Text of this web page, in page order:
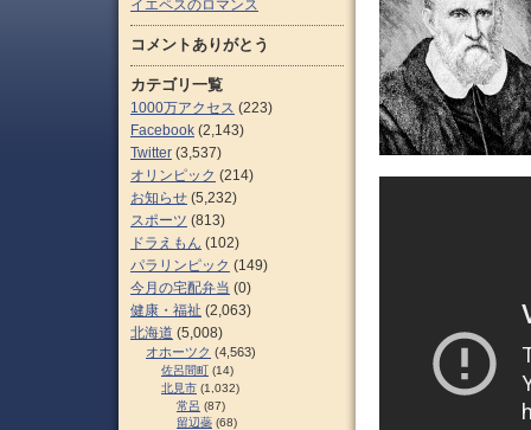
イエペスのロマンス
コメントありがとう
カテゴリ一覧
1000万アクセス (223)
Facebook (2,143)
Twitter (3,537)
オリンピック (214)
お知らせ (5,232)
スポーツ (813)
ドラえもん (102)
パラリンピック (149)
今月の宅配弁当 (0)
健康・福祉 (2,063)
北海道 (5,008)
オホーツク (4,563)
佐呂間町 (14)
北見市 (1,032)
常呂 (87)
留辺蘂 (68)